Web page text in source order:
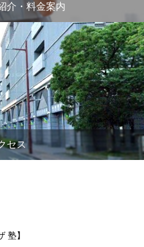
介・料金案内
セス
塾】